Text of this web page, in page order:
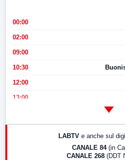
00:00
02:00
09:00
10:30
12:00
13:00
LABTV e anche sul
CANALE 84 (in
CANALE 268 (DDT